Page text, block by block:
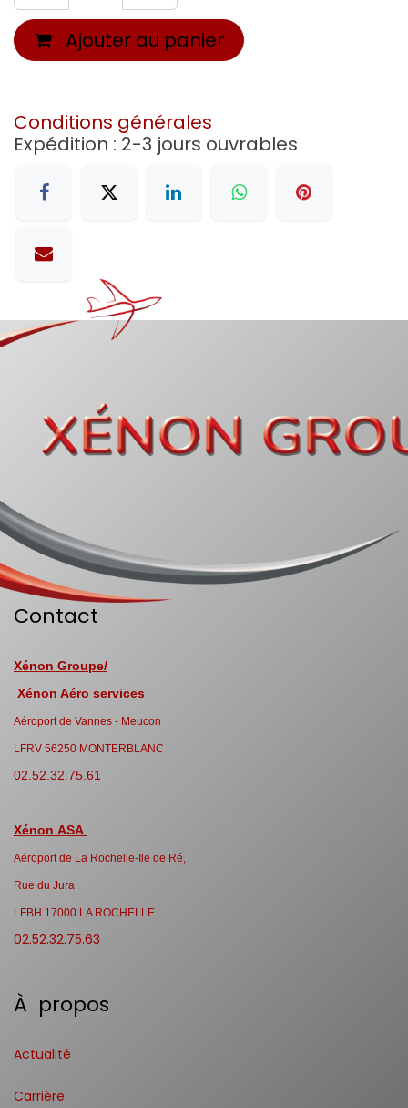
Ajouter au panier
Conditions générales
Expédition : 2-3 jours ouvrables
Contact
Xénon Groupe/
Xénon Aéro services
Aéroport de Vannes - Meucon
LFRV 56250 MONTERBLANC
02.52.32.75.61
Xénon ASA
Aéroport de La Rochelle-Ile de Ré,
Rue du Jura
LFBH 17000 LA ROCHELLE
02.52.32.75.63
À propos
Actualité
Carrière